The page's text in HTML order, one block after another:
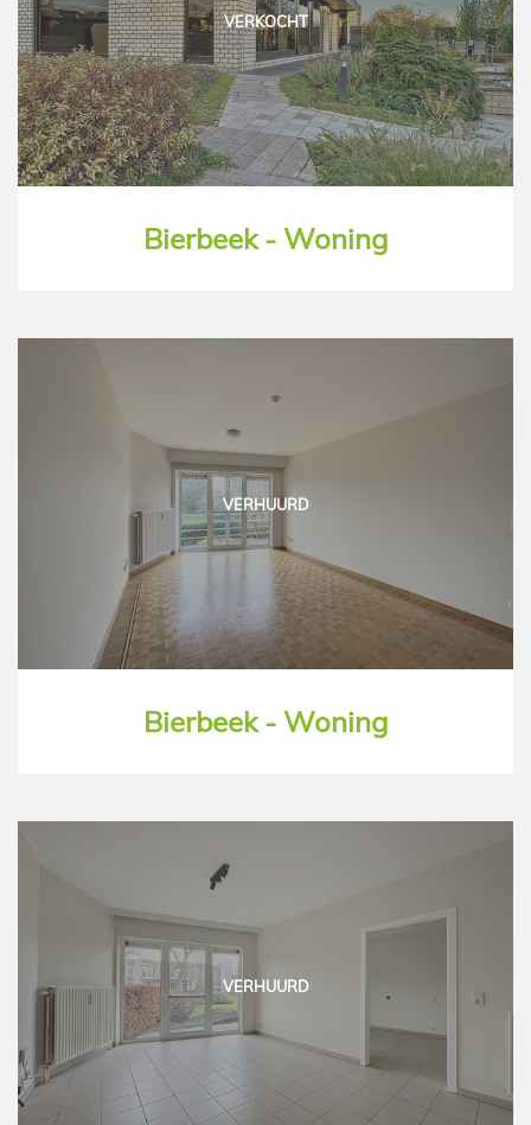
VERKOCHT
Bierbeek - Woning
VERHUURD
Bierbeek - Woning
VERHUURD